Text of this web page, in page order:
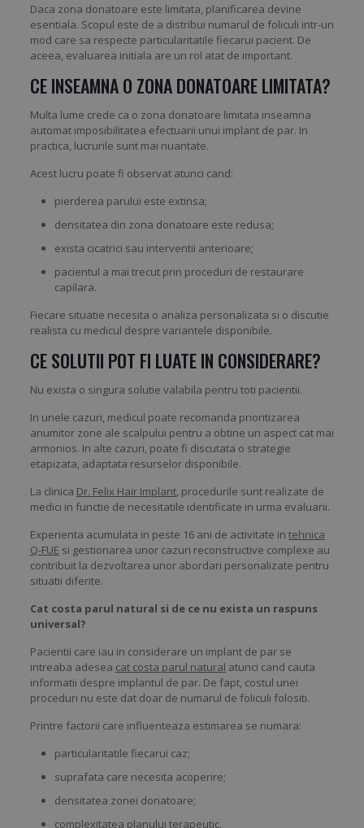
Daca zona donatoare este limitata, planificarea devine
esentiala. Scopul este de a distribui numarul de foliculi intr-un
mod care sa respecte particularitatile fiecarui pacient. De
aceea, evaluarea initiala are un rol atat de important.
CE INSEAMNA O ZONA DONATOARE LIMITATA?
Multa lume crede ca o zona donatoare limitata inseamna
automat imposibilitatea efectuarii unui implant de par. In
practica, lucrurile sunt mai nuantate.
Acest lucru poate fi observat atunci cand:
pierderea parului este extinsa;
densitatea din zona donatoare este redusa;
exista cicatrici sau interventii anterioare;
pacientul a mai trecut prin proceduri de restaurare
capilara.
Fiecare situatie necesita o analiza personalizata si o discutie
realista cu medicul despre variantele disponibile.
CE SOLUTII POT FI LUATE IN CONSIDERARE?
Nu exista o singura solutie valabila pentru toti pacientii.
In unele cazuri, medicul poate recomanda prioritizarea
anumitor zone ale scalpului pentru a obtine un aspect cat mai
armonios. In alte cazuri, poate fi discutata o strategie
etapizata, adaptata resurselor disponibile.
La clinica Dr. Felix Hair Implant, procedurile sunt realizate de
medici in functie de necesitatile identificate in urma evaluarii.
Experienta acumulata in peste 16 ani de activitate in tehnica
Q-FUE si gestionarea unor cazuri reconstructive complexe au
contribuit la dezvoltarea unor abordari personalizate pentru
situatii diferite.
Cat costa parul natural si de ce nu exista un raspuns
universal?
Pacientii care iau in considerare un implant de par se
intreaba adesea cat costa parul natural atunci cand cauta
informatii despre implantul de par. De fapt, costul unei
proceduri nu este dat doar de numarul de foliculi folositi.
Printre factorii care influenteaza estimarea se numara:
particularitatile fiecarui caz;
suprafata care necesita acoperire;
densitatea zonei donatoare;
complexitatea planului terapeutic.